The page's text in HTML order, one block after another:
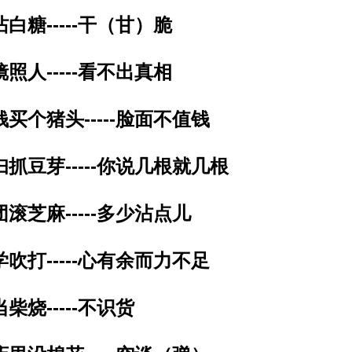
白糖-----干（甘）脆
照人-----看不出真相
买个猪头-----脸面不值钱
抓豆芽-----你说几根就几根
滚芝麻-----多少沾点儿
吹打-----心有余而力不足
柴烧-----不识货